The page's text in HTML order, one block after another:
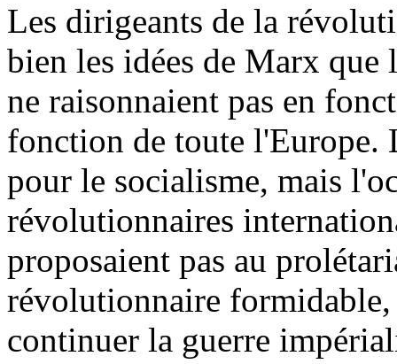
Les dirigeants de la
bien les idées de Marx
ne raisonnaient pas en
fonction de toute l'Europe.
pour le socialisme, mais
révolutionnaires
proposaient pas au
révolutionnaire
continuer la guerre